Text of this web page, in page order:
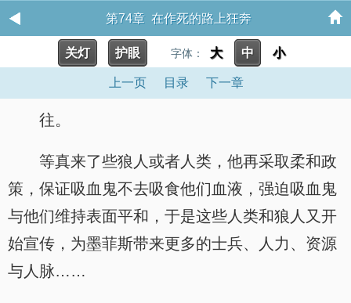
第74章 在作死的路上狂奔
关灯 护眼 字体： 大 中 小
上一页 目录 下一章
往。
等真来了些狼人或者人类，他再采取柔和政
策，保证吸血鬼不去吸食他们血液，强迫吸血鬼
与他们维持表面平和，于是这些人类和狼人又开
始宣传，为墨菲斯带来更多的士兵、人力、资源
与人脉……